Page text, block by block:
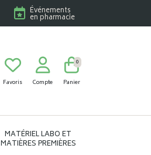
Événements
en pharmacie
Favoris Compte Panier
0
MATÉRIEL LABO ET
MATIÈRES PREMIÈRES